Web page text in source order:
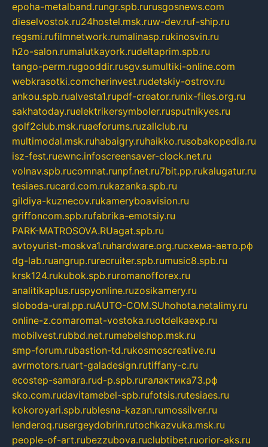
epoha-metalband.rungr.spb.rurusgosnews.com
dieselvostok.ru24hostel.msk.ruw-dev.ruf-ship.ru
regsmi.rufilmnetwork.rumalinasp.rukinosvin.ru
h2o-salon.rumalutkayork.rudeltaprim.spb.ru
tango-perm.rugooddir.rusgv.sumultiki-online.com
webkrasotki.comcherinvest.rudetskiy-ostrov.ru
ankou.spb.rualvesta1.rupdf-creator.runix-files.org.ru
sakhatoday.ruelektrikersymboler.rusputnikyes.ru
golf2club.msk.ruaeforums.ruzallclub.ru
multimodal.msk.ruhabaigry.ruhaikko.rusobakopedia.ru
isz-fest.ruewnc.infoscreensaver-clock.net.ru
volnav.spb.rucomnat.runpf.net.ru7bit.pp.rukalugatur.ru
tesiaes.rucard.com.rukazanka.spb.ru
gildiya-kuznecov.rukameryboavision.ru
griffoncom.spb.rufabrika-emotsiy.ru
PARK-MATROSOVA.RUagat.spb.ru
avtoyurist-moskva1.ruhardware.org.ruсхема-авто.рф
dg-lab.ruangrup.rurecruiter.spb.rumusic8.spb.ru
krsk124.rukubok.spb.ruromanofforex.ru
analitikaplus.ruspyonline.ruzosikamery.ru
sloboda-ural.pp.ruAUTO-COM.SUhohota.netalimy.ru
online-z.comaromat-vostoka.ruotdelkaexp.ru
mobilvest.rubbd.net.rumebelshop.msk.ru
smp-forum.rubastion-td.rukosmoscreative.ru
avrmotors.ruart-galadesign.rutiffany-c.ru
ecostep-samara.rud-p.spb.ruгалактика73.рф
sko.com.rudavitamebel-spb.rufotsis.rutesiaes.ru
kokoroyari.spb.rublesna-kazan.rumossilver.ru
lenderoq.rusergeydobrin.rutochkazvuka.msk.ru
people-of-art.rubezzubova.ruclubtibet.ruorior-aks.ru